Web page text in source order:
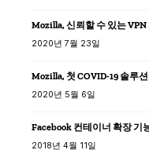
Mozilla, 신뢰할 수 있는 VPN
2020년 7월 23일
Mozilla, 첫 COVID-19 솔루
2020년 5월 6일
Facebook 컨테이너 확장 기
2018년 4월 11일